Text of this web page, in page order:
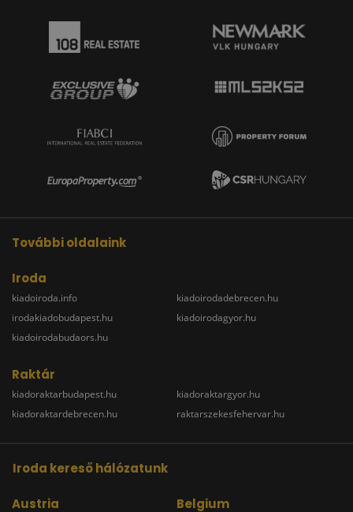
További oldalaink
Iroda
kiadoiroda.info
irodakiadobudapest.hu
kiadoirodabudaors.hu
kiadoirodadebrecen.hu
kiadoirodagyor.hu
Raktár
kiadoraktarbudapest.hu
kiadoraktardebrecen.hu
kiadoraktargyor.hu
raktarszekesfehervar.hu
Iroda kereső hálózatunk
Austria Belgium